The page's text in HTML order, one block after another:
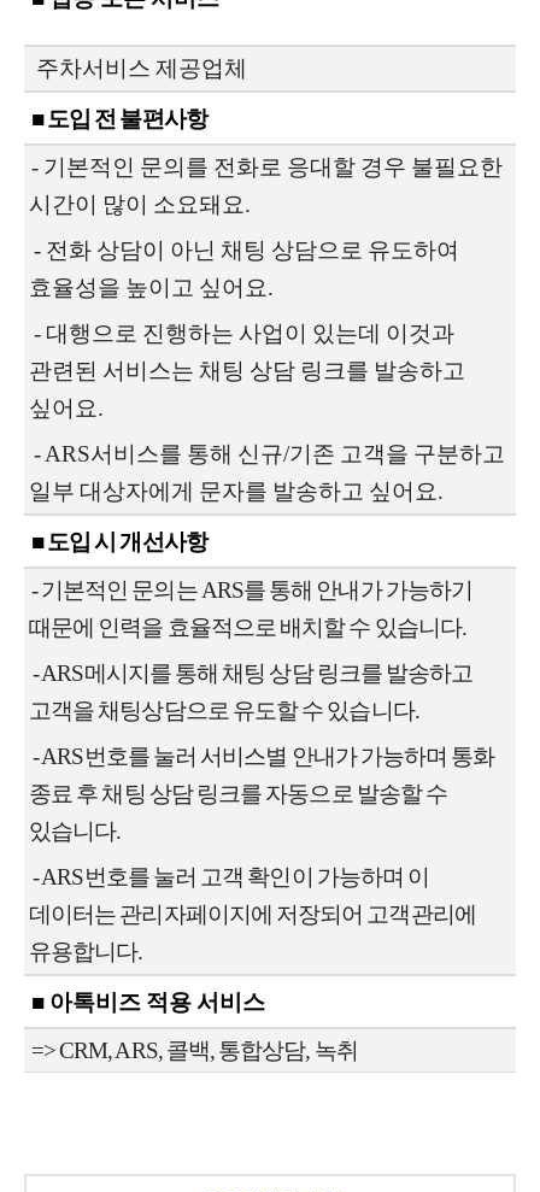
주차서비스 제공업체
■ 도입 전 불편사항
- 기본적인 문의를 전화로 응대할 경우 불필요한
시간이 많이 소요돼요.
- 전화 상담이 아닌 채팅 상담으로 유도하여
효율성을 높이고 싶어요.
- 대행으로 진행하는 사업이 있는데 이것과
관련된 서비스는 채팅 상담 링크를 발송하고
싶어요.
- ARS서비스를 통해 신규/기존 고객을 구분하고
일부 대상자에게 문자를 발송하고 싶어요.
■ 도입 시 개선사항
- 기본적인 문의는 ARS를 통해 안내가 가능하기
때문에 인력을 효율적으로 배치할 수 있습니다.
- ARS메시지를 통해 채팅 상담 링크를 발송하고
고객을 채팅상담으로 유도할 수 있습니다.
- ARS번호를 눌러 서비스별 안내가 가능하며 통화
종료 후 채팅 상담 링크를 자동으로 발송할 수
있습니다.
- ARS번호를 눌러 고객 확인이 가능하며 이
데이터는 관리자페이지에 저장되어 고객관리에
유용합니다.
■ 아톡비즈 적용 서비스
=> CRM, ARS, 콜백, 통합상담, 녹취